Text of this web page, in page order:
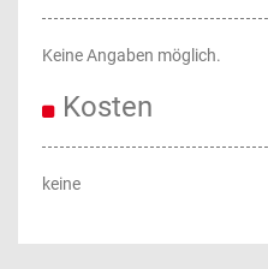
Keine Angaben möglich.
Kosten
keine